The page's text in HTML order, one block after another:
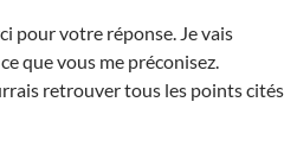
pour votre réponse. Je vais
que vous me préconisez.
retrouver tous les points cités